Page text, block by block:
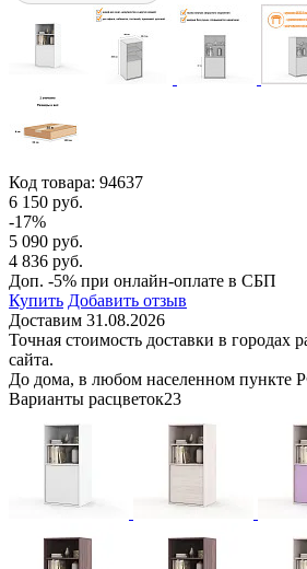
Код товара: 94637
6 150 руб.
-17%
5 090 руб.
4 836 руб.
Доп. -5% при онлайн-оплате в СБП
Купить Добавить отзыв
Доставим 31.08.2026
Точная стоимость доставки в городах
сайта.
До дома, в любом населенном пункте
Варианты расцветок23